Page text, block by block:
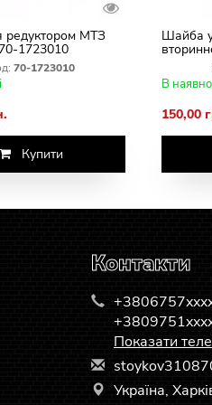
редуктором МТЗ
1723010
70-1723010
Купити
Шайба
В
150,00
Контакти
Показати
stoykov310
Україна,